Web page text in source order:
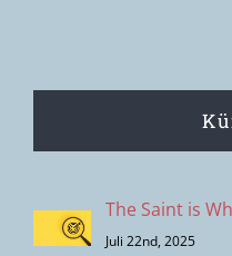
The Saint is
Juli 22nd, 2025